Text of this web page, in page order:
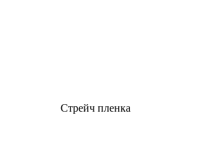
Стрейч пленка